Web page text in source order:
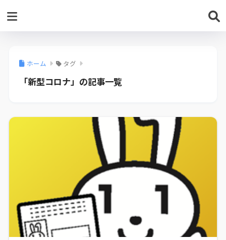
ホーム タグ
「新型コロナ」の記事一覧